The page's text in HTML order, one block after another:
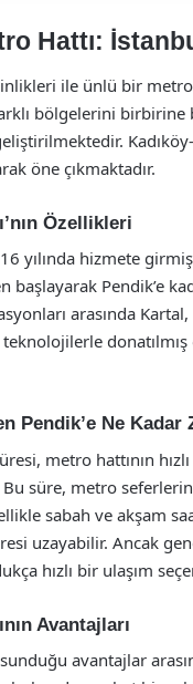
Hattı:
ile ünlü bir
bölgelerini
öne çıkmaktadır.
Özellikleri
yılında hizmete
başlayarak Pendik’e
arasında
Pendik’e Ne Kadar
metro hattının
süre, metro
sabah ve akşam
uzayabilir. Ancak
hızlı bir ulaşım
Avantajları
avantajlar